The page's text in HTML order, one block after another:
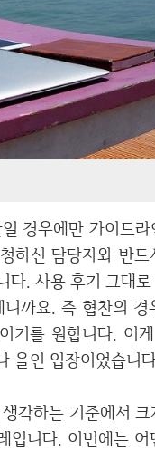
하신 담당자와 반드
다. 사용 후기 그대
까요. 즉 협찬의
기를 원합니다. 이
을인 입장이었습니
입니다. 이번에는